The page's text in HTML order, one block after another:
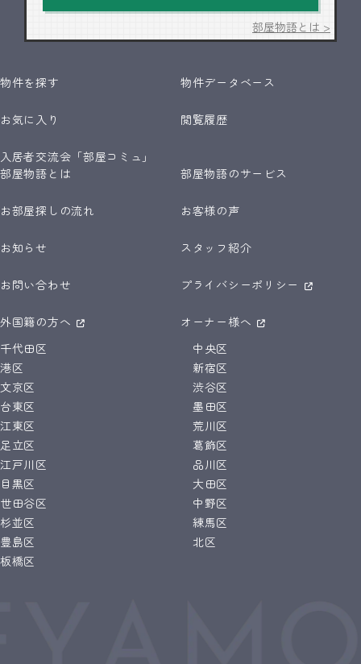
部屋物語とは >
物件を探す 物件データベース
お気に入り 閲覧履歴
入居者交流会「部屋コミュ」
部屋物語とは
部屋物語のサービス
お部屋探しの流れ お客様の声
お知らせ スタッフ紹介
お問い合わせ プライバシーポリシー
外国籍の方へ
オーナー様へ
千代田区
中央区
港区
新宿区
文京区
渋谷区
台東区
墨田区
江東区
荒川区
足立区
葛飾区
江戸川区
品川区
目黒区
大田区
世田谷区
中野区
杉並区
練馬区
豊島区
北区
板橋区